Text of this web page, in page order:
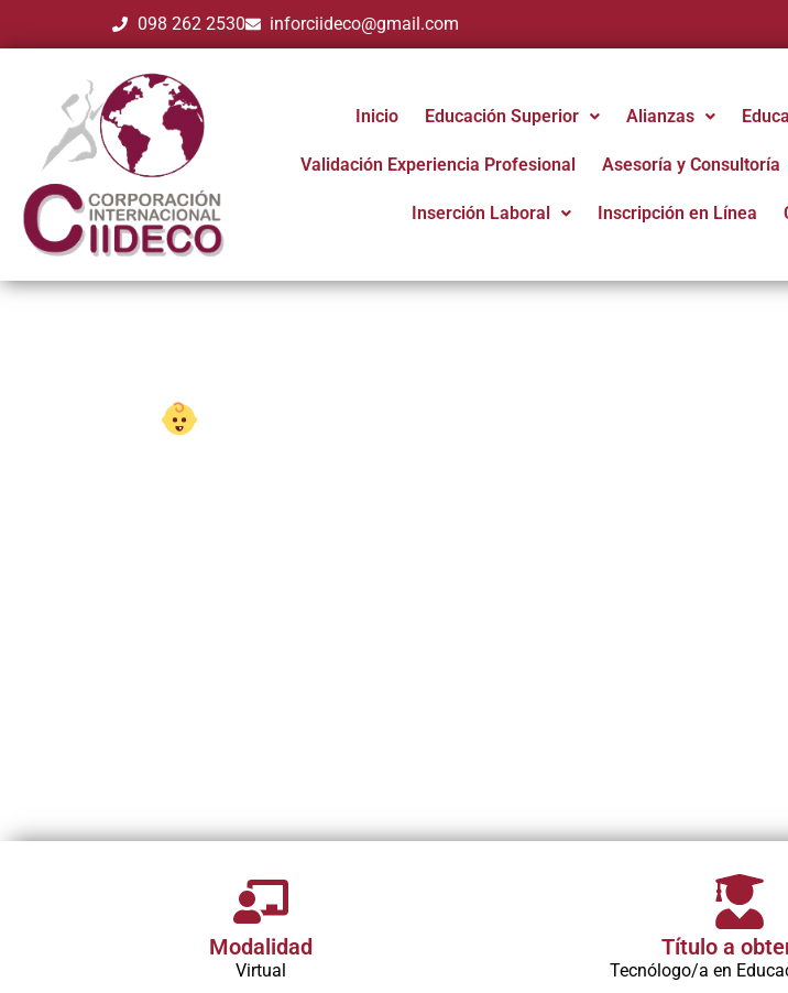
098 262 2530 inforciideco@gmail.com
Inicio Educación Superior Alianzas
Validación Experiencia Profesional Asesoría y Consultoría
Inserción Laboral Inscripción en Línea
Modalidad
Virtual
Título a
Tecnólogo/a en